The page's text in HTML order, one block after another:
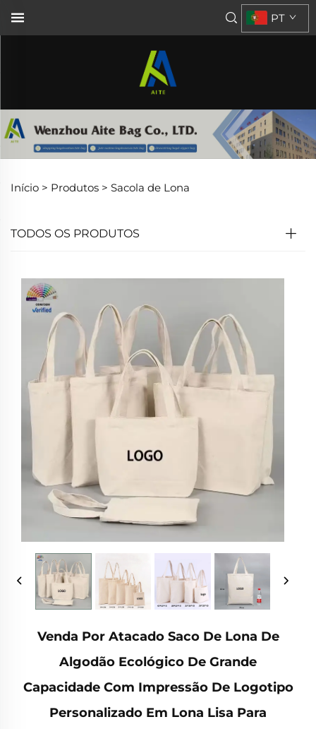
PT
Início > Produtos > Sacola de Lona
TODOS OS PRODUTOS
Venda Por Atacado Saco De Lona De
Algodão Ecológico De Grande
Capacidade Com Impressão De Logotipo
Personalizado Em Lona Lisa Para